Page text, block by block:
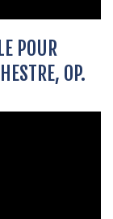
POUR
OP.